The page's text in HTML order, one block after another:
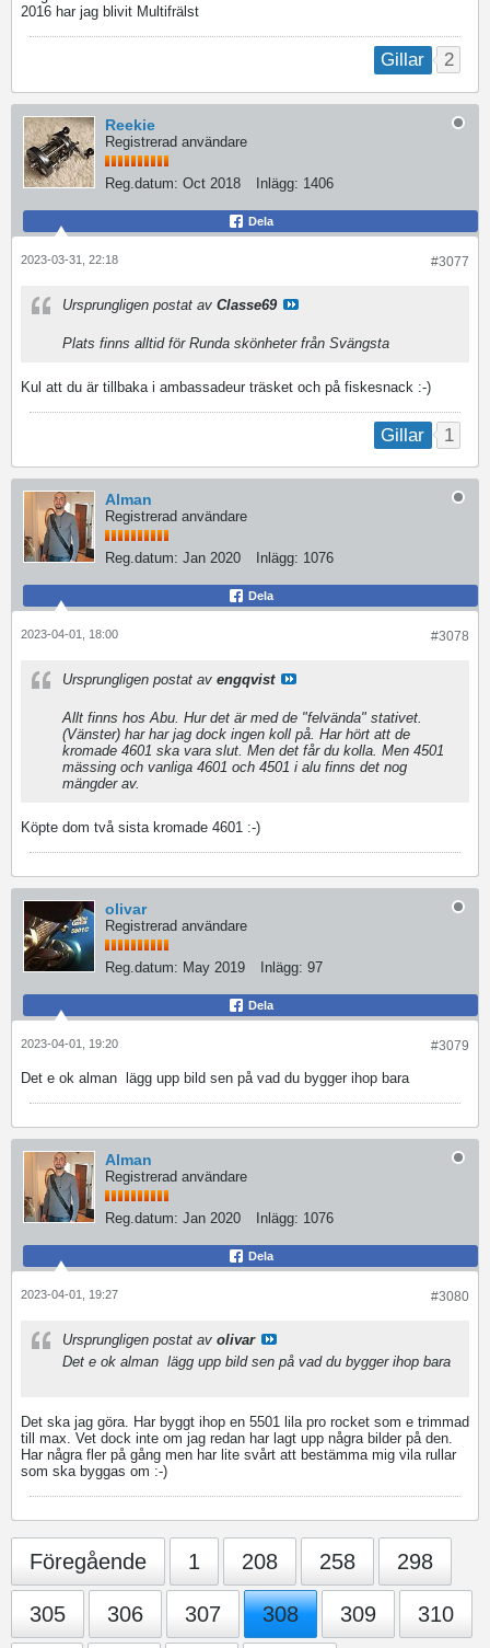
2016 har jag blivit Multifrälst
Gillar 2
Reekie
Registrerad användare
Reg.datum: Oct 2018 Inlägg: 1406
Dela
#3077
2023-03-31, 22:18
Ursprungligen postat av Classe69
Plats finns alltid för Runda skönheter från Svängsta
Kul att du är tillbaka i ambassadeur träsket och på fiskesnack :⁠-⁠)
Gillar 1
Alman
Registrerad användare
Reg.datum: Jan 2020 Inlägg: 1076
Dela
#3078
2023-04-01, 18:00
Ursprungligen postat av engqvist
Allt finns hos Abu. Hur det är med de "felvända" stativet.
(Vänster) har har jag dock ingen koll på. Har hört att de
kromade 4601 ska vara slut. Men det får du kolla. Men 4501
mässing och vanliga 4601 och 4501 i alu finns det nog
mängder av.
Köpte dom två sista kromade 4601 :-)
olivar
Registrerad användare
Reg.datum: May 2019 Inlägg: 97
Dela
#3079
2023-04-01, 19:20
Det e ok alman lägg upp bild sen på vad du bygger ihop bara
Alman
Registrerad användare
Reg.datum: Jan 2020 Inlägg: 1076
Dela
#3080
2023-04-01, 19:27
Ursprungligen postat av olivar
Det e ok alman lägg upp bild sen på vad du bygger ihop bara
Det ska jag göra. Har byggt ihop en 5501 lila pro rocket som e trimmad
till max. Vet dock inte om jag redan har lagt upp några bilder på den.
Har några fler på gång men har lite svårt att bestämma mig vila rullar
som ska byggas om :-)
Föregående 1 208 258 298
305 306 307 308 309 310